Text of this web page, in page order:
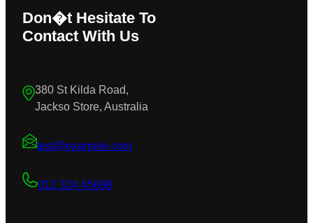
Don�t Hesitate To
Contact With Us
380 St Kilda Road,
Jackso Store, Australia
test@example.com
012 324 45698